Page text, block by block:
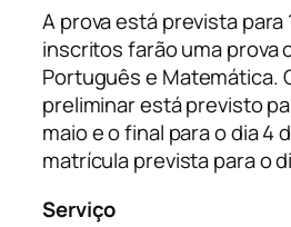
A prova está prevista para
inscritos farão uma prova
Português e Matemática.
preliminar está previsto
maio e o final para o dia 4
matrícula prevista para o
Serviço